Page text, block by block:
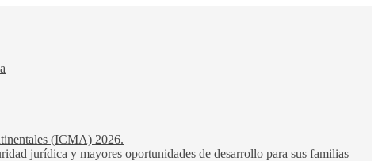
(ICMA) 2026.
jurídica y mayores oportunidades de desarrollo para sus familias